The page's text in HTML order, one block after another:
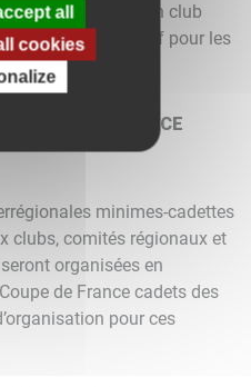
nationale ou par un club
de l’effectif pour les
régionales.
COUPE DE FRANCE
minimes-cadettes
clubs, comités régionaux et
organisées en
de France cadets des
pour ces
all
cookies